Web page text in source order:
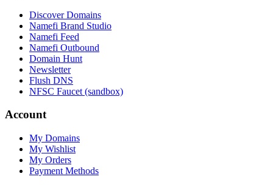
Discover Domains
Namefi Brand Studio
Namefi Feed
Namefi Outbound
Domain Hunt
Newsletter
Flush DNS
NFSC Faucet (sandbox)
Account
My Domains
My Wishlist
My Orders
Payment Methods